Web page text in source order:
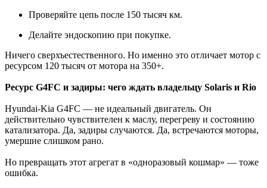
Проверяйте цепь после 150 тысяч км.
Делайте эндоскопию при покупке.
Ничего сверхъестественного. Но именно это отличает мотор с
ресурсом 120 тысяч от мотора на 350+.
Ресурс G4FC и задиры: чего ждать владельцу Solaris и Rio
Hyundai-Kia G4FC — не идеальный двигатель. Он
действительно чувствителен к маслу, перегреву и состоянию
катализатора. Да, задиры случаются. Да, встречаются моторы,
умершие слишком рано.
Но превращать этот агрегат в «одноразовый кошмар» — тоже
ошибка.